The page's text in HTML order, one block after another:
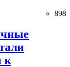
898
к